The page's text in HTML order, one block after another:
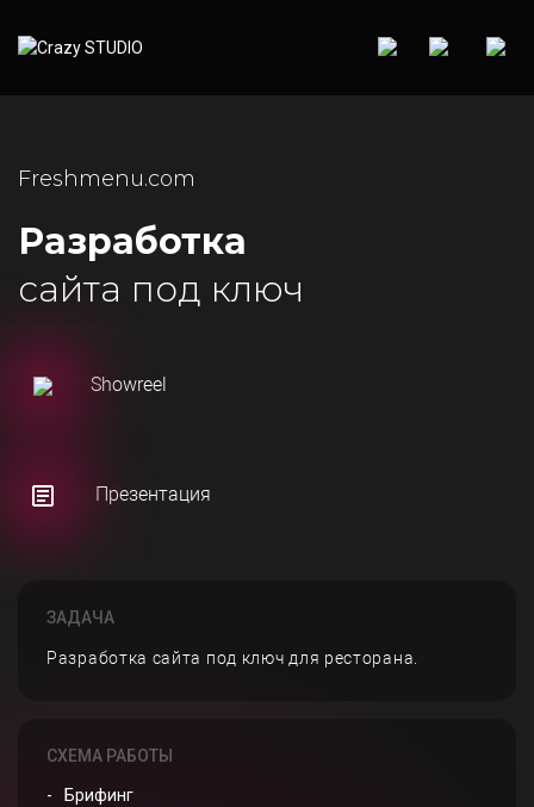
Freshmenu.com
Разработка
сайта под ключ
Showreel
Презентация
ЗАДАЧА
Разработка сайта под ключ для ресторана.
СХЕМА РАБОТЫ
Брифинг